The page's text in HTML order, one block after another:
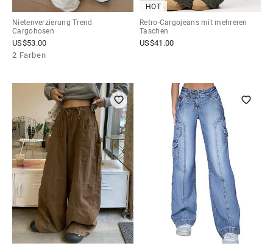
Nietenverzierung Trend
Cargohosen
US$53.00
2 Farben
HOT
Retro-Cargojeans mit mehreren
Taschen
US$41.00